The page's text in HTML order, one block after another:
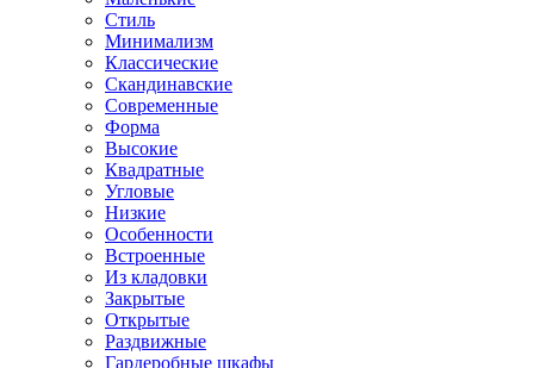
Стиль
Минимализм
Классические
Скандинавские
Современные
Форма
Высокие
Квадратные
Угловые
Низкие
Особенности
Встроенные
Из кладовки
Закрытые
Открытые
Раздвижные
Гардеробные шкафы